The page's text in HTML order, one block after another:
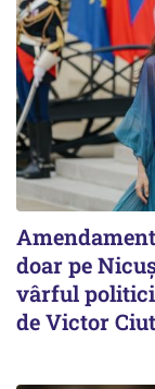
doar pe
vârful
de Victor